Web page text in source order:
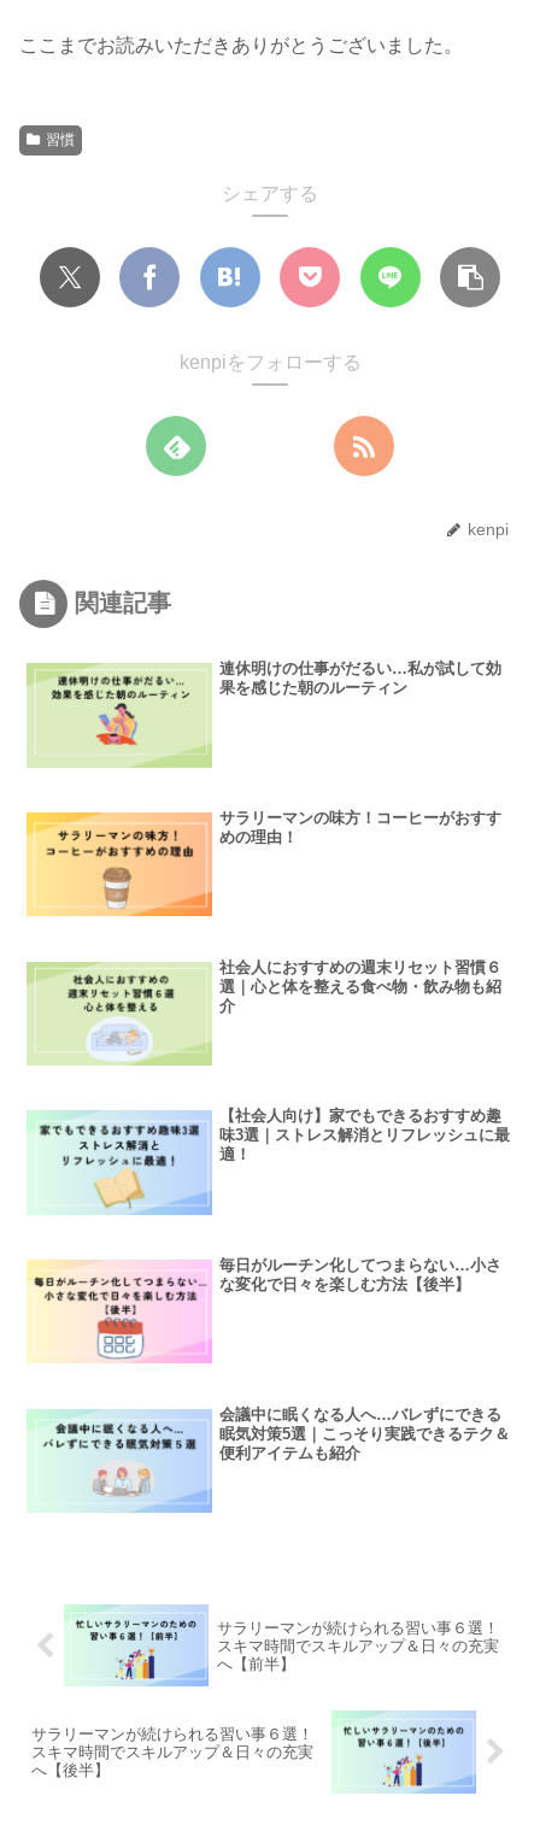
ここまでお読みいただきありがとうございました。
習慣
シェアする
kenpiをフォローする
kenpi
関連記事
連休明けの仕事がだるい…私が試して効
果を感じた朝のルーティン
サラリーマンの味方！コーヒーがおすす
めの理由！
社会人におすすめの週末リセット習慣６
選｜心と体を整える食べ物・飲み物も紹
介
【社会人向け】家でもできるおすすめ趣
味3選｜ストレス解消とリフレッシュに最
適！
毎日がルーチン化してつまらない…小さ
な変化で日々を楽しむ方法【後半】
会議中に眠くなる人へ…バレずにできる
眠気対策5選｜こっそり実践できるテク＆
便利アイテムも紹介
サラリーマンが続けられる習い事６選！
スキマ時間でスキルアップ＆日々の充実
へ【前半】
サラリーマンが続けられる習い事６選！
スキマ時間でスキルアップ＆日々の充実
へ【後半】